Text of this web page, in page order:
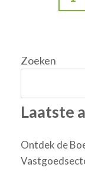
Zoeken
Laatste
Ontdek de